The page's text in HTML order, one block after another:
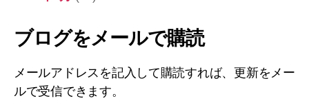
ブログをメールで購読
メールアドレスを記入して購読すれば、更新をメー
ルで受信できます。